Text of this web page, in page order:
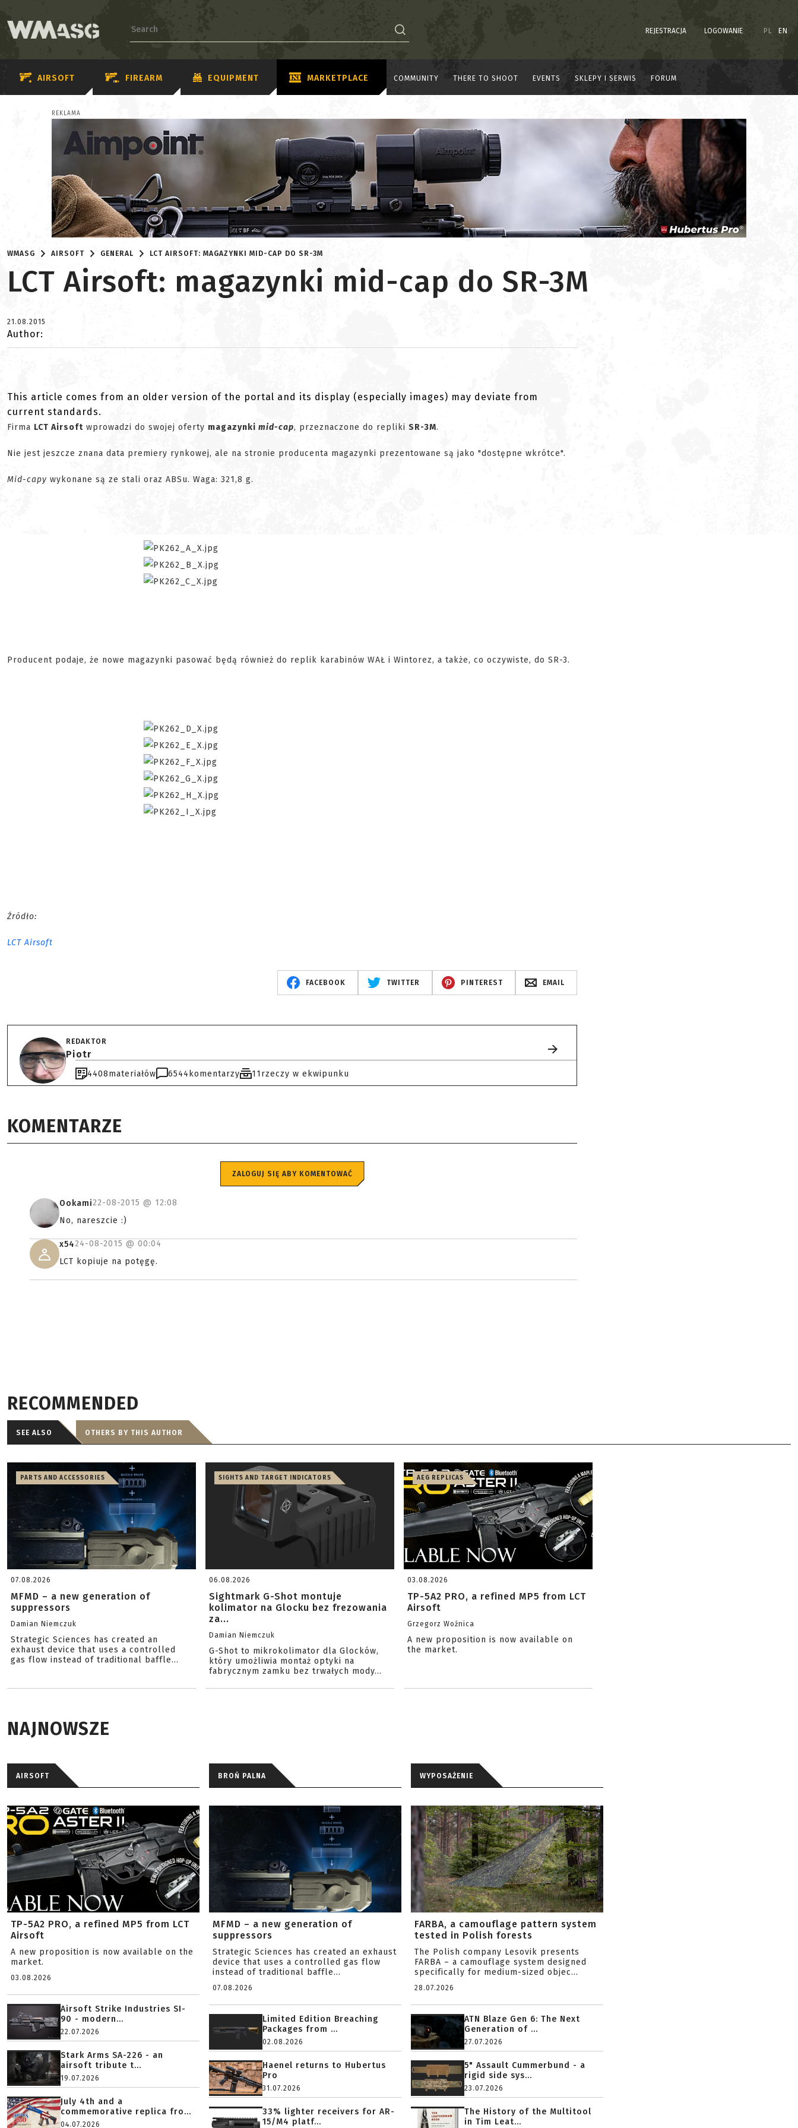
REJESTRACJA LOGOWANIE PL EN
AIRSOFT FIREARM EQUIPMENT MARKETPLACE COMMUNITY THERE TO SHOOT EVENTS SKLEPY I SERWIS FORUM
REKLAMA
WMASG AIRSOFT GENERAL LCT AIRSOFT: MAGAZYNKI MID-CAP DO SR-3M
LCT Airsoft: magazynki mid-cap do SR-3M
21.08.2015
Author:
This article comes from an older version of the portal and its display (especially images) may deviate from
current standards.
Firma LCT Airsoft wprowadzi do swojej oferty magazynki mid-cap, przeznaczone do repliki SR-3M.
Nie jest jeszcze znana data premiery rynkowej, ale na stronie producenta magazynki prezentowane są jako "dostępne wkrótce".
Mid-capy wykonane są ze stali oraz ABSu. Waga: 321,8 g.
Producent podaje, że nowe magazynki pasować będą również do replik karabinów WAŁ i Wintorez, a także, co oczywiste, do SR-3.
Źródło:
LCT Airsoft
FACEBOOK TWITTER PINTEREST EMAIL
REDAKTOR
Piotr
4408materiałów 6544 komentarzy 11rzeczy w ekwipunku
KOMENTARZE
ZALOGUJ SIĘ ABY KOMENTOWAĆ
Ookami22-08-2015 @ 12:08
No, nareszcie :)
x5424-08-2015 @ 00:04
LCT kopiuje na potęgę.
RECOMMENDED
SEE ALSO OTHERS BY THIS AUTHOR
PARTS AND ACCESSORIES
07.08.2026
MFMD – a new generation of
suppressors
Damian Niemczuk
Strategic Sciences has created an
exhaust device that uses a controlled
gas flow instead of traditional baffle...
SIGHTS AND TARGET INDICATORS
06.08.2026
Sightmark G-Shot montuje
kolimator na Glocku bez frezowania
za...
Damian Niemczuk
G-Shot to mikrokolimator dla Glocków,
który umożliwia montaż optyki na
fabrycznym zamku bez trwałych mody...
AEG REPLICAS
03.08.2026
TP-5A2 PRO, a refined MP5 from LCT
Airsoft
Grzegorz Woźnica
A new proposition is now available on
the market.
NAJNOWSZE
AIRSOFT
TP-5A2 PRO, a refined MP5 from LCT
Airsoft
A new proposition is now available on the
market.
03.08.2026
Airsoft Strike Industries SI-
90 - modern...
22.07.2026
Stark Arms SA-226 - an
airsoft tribute t...
19.07.2026
July 4th and a
commemorative replica fro...
04.07.2026
BROŃ PALNA
MFMD – a new generation of
suppressors
Strategic Sciences has created an exhaust
device that uses a controlled gas flow
instead of traditional baffle...
07.08.2026
Limited Edition Breaching
Packages from ...
02.08.2026
Haenel returns to Hubertus
Pro
31.07.2026
33% lighter receivers for AR-
15/M4 platf...
WYPOSAŻENIE
FARBA, a camouflage pattern system
tested in Polish forests
The Polish company Lesovik presents
FARBA – a camouflage system designed
specifically for medium-sized objec...
28.07.2026
ATN Blaze Gen 6: The Next
Generation of ...
27.07.2026
5" Assault Cummerbund - a
rigid side sys...
23.07.2026
The History of the Multitool
in Tim Leat...